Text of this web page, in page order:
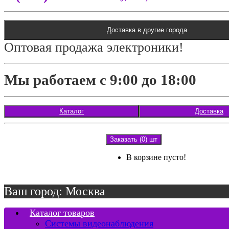
Доставка в другие города
Оптовая продажа электроники!
Мы работаем с 9:00 до 18:00
Каталог Доставка
Заказать (0) шт
В корзине пусто!
Ваш город: Москва
Каталог товаров
Системы видеонаблюдения